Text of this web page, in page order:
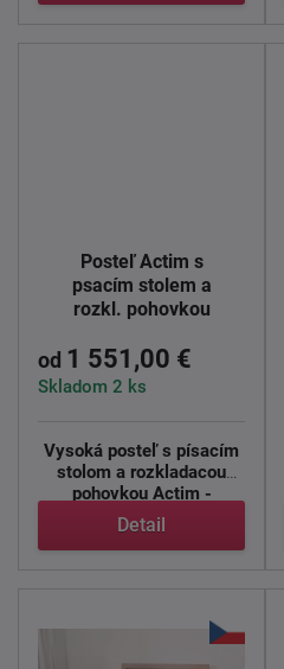
Posteľ Actim s
psacím stolem a
rozkl. pohovkou
od 1 551,00 €
Skladom 2 ks
Vysoká posteľ s písacím
stolom a rozkladacou
pohovkou Actim -
Masívna ...
Detail